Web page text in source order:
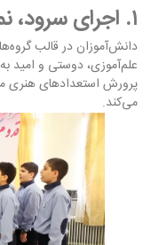
۱. اجرای سرود، نمایش و مسابقات هنری
دانش‌آموزان در قالب
علم‌آموزی، دوستی و امید
پرورش استعدادهای هنری
می‌کند.